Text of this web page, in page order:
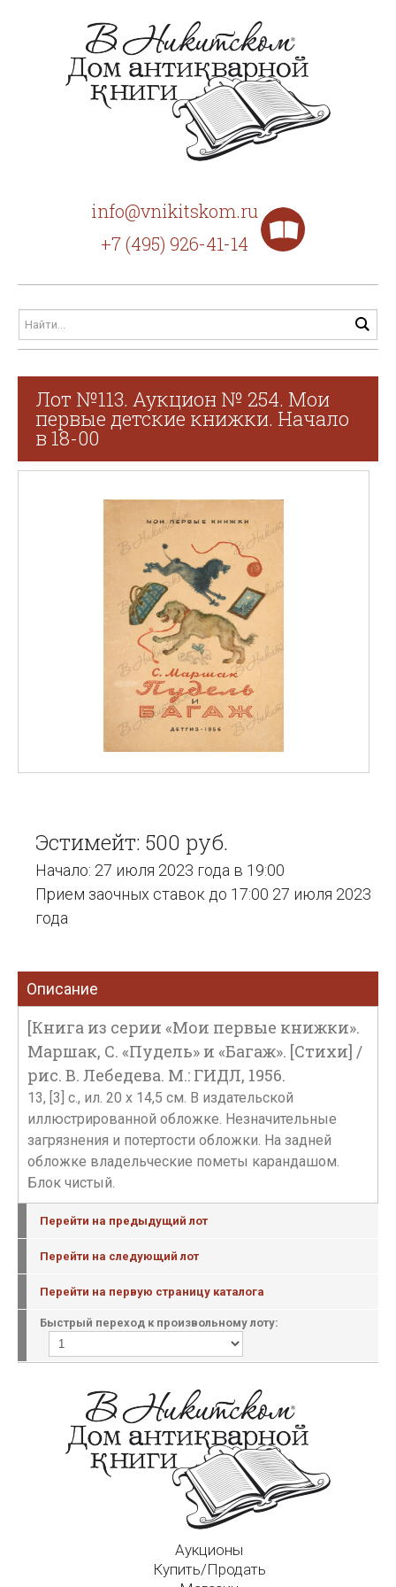
info@vnikitskom.ru
+7 (495) 926-41-14
Лот №113. Аукцион № 254. Мои
первые детские книжки. Начало
в 18-00
Эстимейт: 500 руб.
Начало: 27 июля 2023 года в 19:00
Прием заочных ставок до 17:00 27 июля 2023
года
Описание
[Книга из серии «Мои первые книжки».
Маршак, С. «Пудель» и «Багаж». [Стихи] /
рис. В. Лебедева. М.: ГИДЛ, 1956.
13, [3] с., ил. 20 х 14,5 см. В издательской
иллюстрированной обложке. Незначительные
загрязнения и потертости обложки. На задней
обложке владельческие пометы карандашом.
Блок чистый.
Перейти на предыдущий лот
Перейти на следующий лот
Перейти на первую страницу каталога
Быстрый переход к произвольному лоту:
Аукционы
Купить/Продать